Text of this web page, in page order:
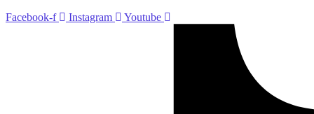
Facebook-f
Instagram Youtube